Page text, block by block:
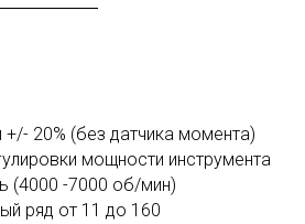
+/- 20% (без датчика момента)
мощности инструмента
(4000 -7000 об/мин)
ряд от 11 до 160